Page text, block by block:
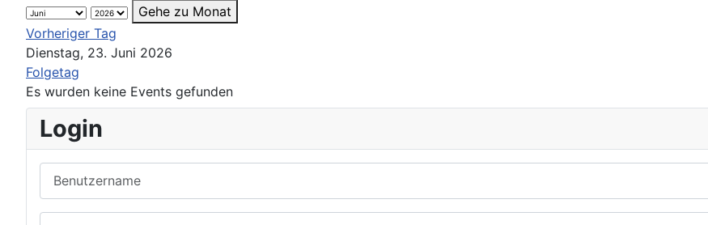
Gehe zu Monat
Vorheriger Tag
Dienstag, 23. Juni 2026
Folgetag
Es wurden keine Events gefunden
Login